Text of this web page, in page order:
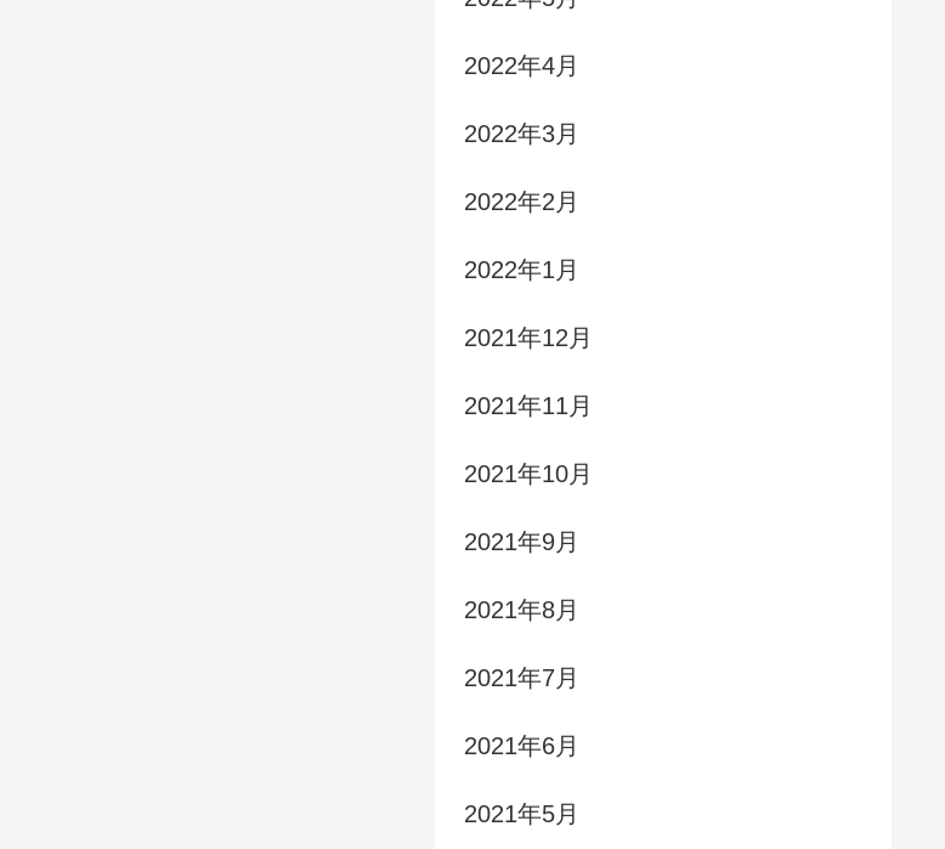
2022年4月
2022年3月
2022年2月
2022年1月
2021年12月
2021年11月
2021年10月
2021年9月
2021年8月
2021年7月
2021年6月
2021年5月